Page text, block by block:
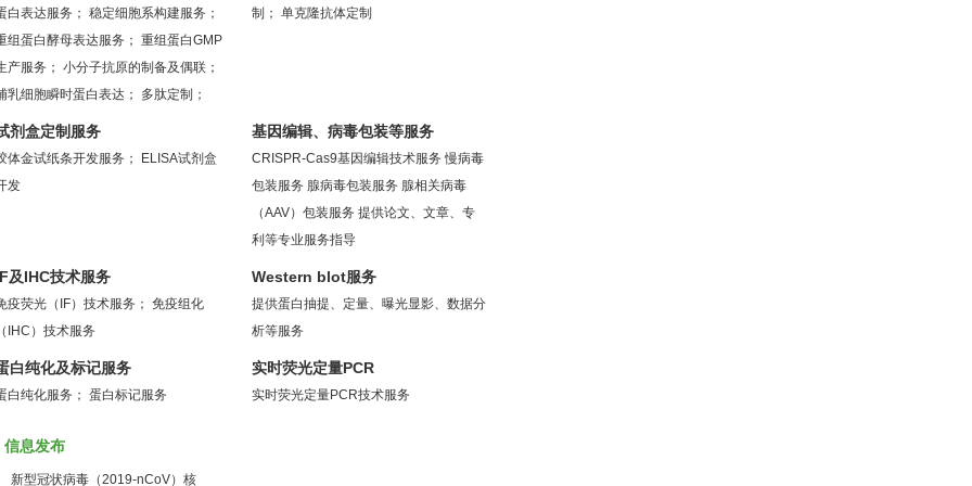
白表达服务； 稳定细胞系构建服务；
组蛋白酵母表达服务； 重组蛋白GMP
产服务； 小分子抗原的制备及偶联；
乳细胞瞬时蛋白表达；
多肽定制；
制； 单克隆抗体定制
剂盒定制服务
体金试纸条开发服务；
ELISA试剂盒
发
基因编辑、病毒包装等服务
CRISPR-Cas9基因编辑技术服务 慢病毒
包装服务 腺病毒包装服务 腺相关病毒
（AAV）包装服务 提供论文、文章、专
利等专业服务指导
及IHC技术服务
疫荧光（IF）技术服务； 免疫组化
IHC）技术服务
Western blot服务
提供蛋白抽提、定量、曝光显影、数据分
析等服务
白纯化及标记服务
白纯化服务； 蛋白标记服务
实时荧光定量PCR
实时荧光定量PCR技术服务
信息发布
新型冠状病毒（2019-nCoV）核